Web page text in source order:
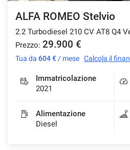
ALFA ROMEO Stelvio
2.2 Turbodiesel 210 CV AT8 Q4
Prezzo: 29.900 €
Tua da 604 € / mese Calcola il
Immatricolazione
2021
Alimentazione
Diesel